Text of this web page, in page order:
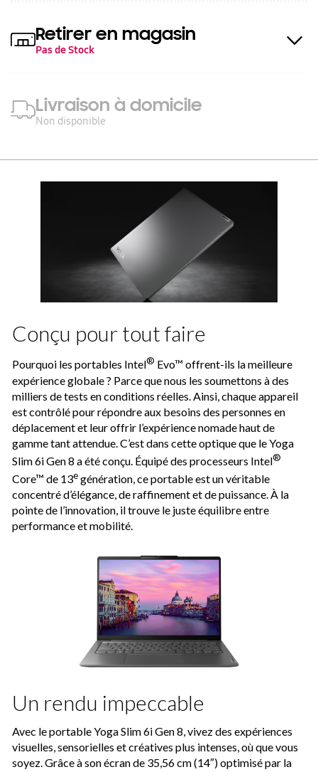
Retirer en magasin
Pas de Stock
Livraison à domicile
Non disponible
Conçu pour tout faire
Pourquoi les portables Intel® Evo™ offrent-ils la meilleure
expérience globale ? Parce que nous les soumettons à des
milliers de tests en conditions réelles. Ainsi, chaque appareil
est contrôlé pour répondre aux besoins des personnes en
déplacement et leur offrir l’expérience nomade haut de
gamme tant attendue. C’est dans cette optique que le Yoga
Slim 6i Gen 8 a été conçu. Équipé des processeurs Intel®
Core™ de 13egénération, ce portable est un véritable
concentré d’élégance, de raffinement et de puissance. À la
pointe de l’innovation, il trouve le juste équilibre entre
performance et mobilité.
Un rendu impeccable
Avec le portable Yoga Slim 6i Gen 8, vivez des expériences
visuelles, sensorielles et créatives plus intenses, où que vous
soyez. Grâce à son écran de 35,56 cm (14″) optimisé par la